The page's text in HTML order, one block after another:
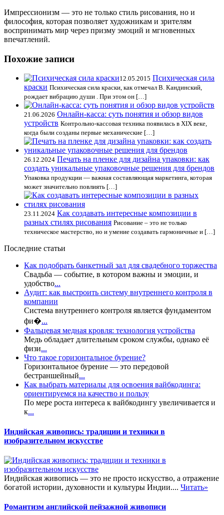
Импрессионизм — это не только стиль рисования, но и
философия, которая позволяет художникам и зрителям
воспринимать мир через призму эмоций и мгновенных
впечатлений.
Похожие записи
12.05.2015 Психическая сила
краски Психическая сила краски, как отмечал В. Кандинский,
рождает вибрацию души . При этом он […]
21.06.2026 Онлайн-касса: суть понятия и обзор видов
устройств Контрольно-кассовая техника появилась в XIX веке,
когда были созданы первые механические […]
26.12.2024 Печать на пленке для дизайна упаковки: как
создать уникальные упаковочные решения для брендов
Упаковка продукции — важная составляющая маркетинга, которая
может значительно повлиять […]
23.11.2024 Как создавать интересные композиции в
разных стилях рисования Рисование – это не только
техническое мастерство, но и умение создавать гармоничные и […]
Последние статьи
Как подобрать банкетный зал для свадебного торжества
Свадьба — событие, в котором важны и эмоции, и
удобство...
Аудит: как выстроить систему внутреннего контроля в
компании
Система внутреннего контроля является фундаментом
фи�...
Фальцевая медная кровля: технология устройства
Медь обладает длительным сроком службы, однако её
физи...
Что такое горизонтальное бурение?
Горизонтальное бурение — это передовой
бестраншейный...
Как выбрать материалы для освоения вайбкодинга:
ориентируемся на качество и пользу
По мере роста интереса к вайбкодингу увеличивается и
к...
Индийская живопись: традиции и техники в
изобразительном искусстве
Индийская живопись — это не просто искусство, а отражение
богатой истории, духовности и культуры Индии.... Читать»
Романтизм английской пейзажной живописи